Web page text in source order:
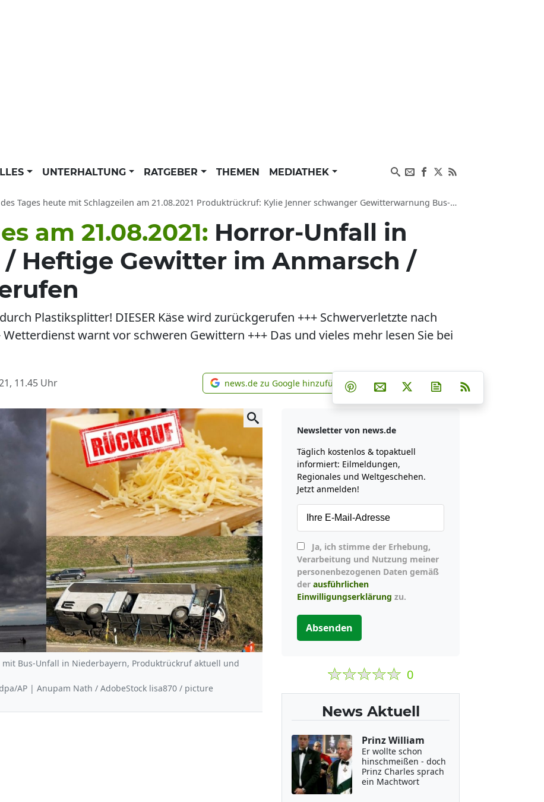
UNTERHALTUNG RATGEBER THEMEN MEDIATHEK
Tages heute mit Schlagzeilen am 21.08.2021 Produktrückruf: Kylie Jenner schwanger Gewitterwarnung Bus-Unfall Niederbayern
am 21.08.2021: Horror-Unfall in
Heftige Gewitter im Anmarsch /
Plastiksplitter! DIESER Käse wird zurückgerufen +++ Schwerverletzte nach
warnt vor schweren Gewittern +++ Das und vieles mehr lesen Sie bei
11.45 Uhr news.de zu Google hinzufügen
news.de zu Google hinzufügen Teilen auf Facebook
Teilen auf Whatsapp
Teilen auf Telegram
Teilen auf Pinterest
Per E-Mail teilen
Post auf XNewsletter
mit Bus-Unfall in Niederbayern, Produktrückruf aktuell und
AP | Anupam Nath / AdobeStock lisa870 / picture
Newsletter von news.de
Täglich kostenlos & topaktuell
informiert: Eilmeldungen,
Regionales und Weltgeschehen.
Jetzt anmelden!
Verarbeitung und Nutzung meiner
personenbezogenen Daten gemäß
der ausführlichen
Einwilligungserklärung zu.
Absenden
0
News Aktuell
Prinz William
Er wollte schon
hinschmeißen - doch
Prinz Charles sprach
ein Machtwort